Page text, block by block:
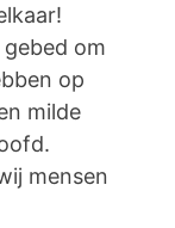
om
op
milde
mensen